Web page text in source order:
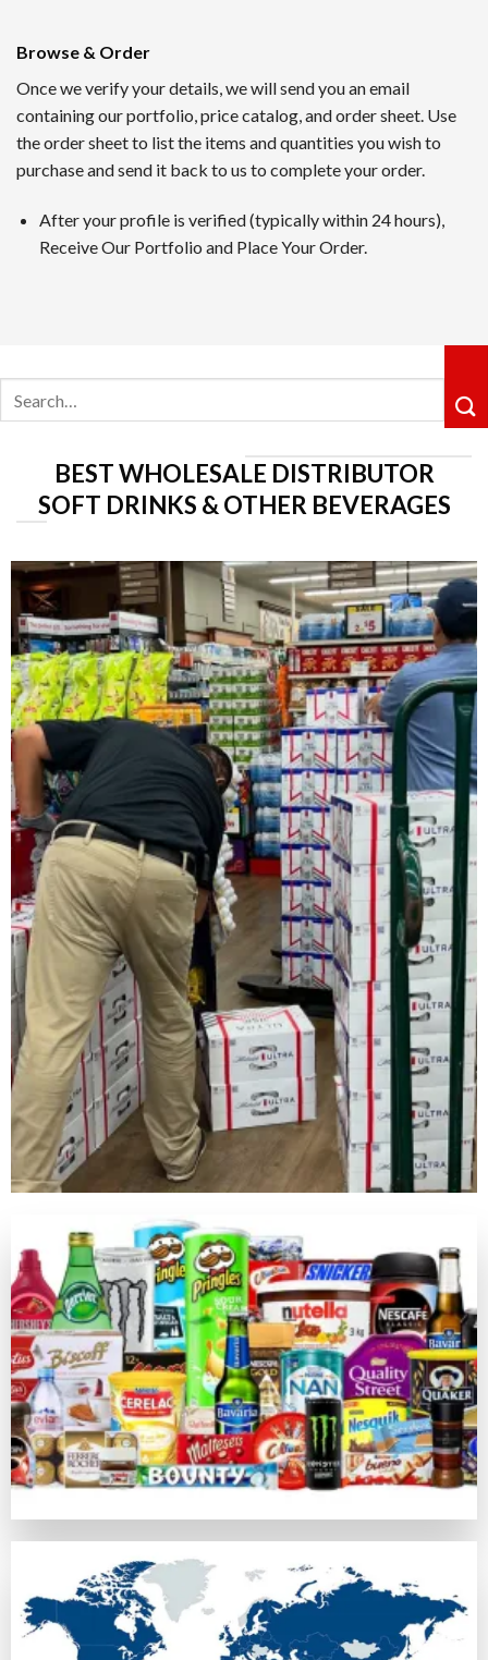
Browse & Order
Once we verify your details, we will send you an email
containing our portfolio, price catalog, and order sheet. Use
the order sheet to list the items and quantities you wish to
purchase and send it back to us to complete your order.
After your profile is verified (typically within 24 hours),
Receive Our Portfolio and Place Your Order.
BEST WHOLESALE DISTRIBUTOR
SOFT DRINKS & OTHER BEVERAGES
られる機能も提供されていて評判です。日本語対応スタッ
4位 カジノシークレット（Casino Secret）
レビューを見る
カジノシークレットカジノは革新性のあるキャッシュバッ
ョングループ配下の運営体制も信頼感を高めています。
遊雅堂は2021年にオープンしたベラジョンのグループのネ
るロイヤルティ制度も整っていますしており、プレイすれ
レビューを見る
が好評です。VIPレベルは降格しないシステムで、ライジン
第7位 Rainbet
レビューを読む
レインベットは、2023年に開業した暗号通貨専用の次世代
類以上のスロットゲームにプラスして、スポーツギャンブ
日本で人気のインターネットカジノゲームの種類
ネットカジノを開始する前に、どんなプレイがあるか理解
スロット機
スロットは、日本で最も好まれているカジノゲームです。
ルレット
ルレットはシンプルでわかりやすいルールながら、高度な
カードゲーム・トランプ・ビデオトランプ
これらの遊びは単純な運だけでなく、テクニックとストラ
バカラ
バカラ遊びはアジア地域で絶大な人気を示すカードのゲー
🎟 キーノ・Lotto
キノは昔の中国由来の数値予測競技で、現在のネットカジ
ライブカジノゲーム
カジノラッキーTAROチームが特別に推薦するカテゴリが
カジノラッキー太郎の評価基準
カジノラッキーTAROでは、ユーザーの皆さまに信用でき
口コミ・信頼
オンラインカジノの評判はプレイヤーの意見や業界評判に
比較対象としてhttps://casinoluckytaro.com/ が紹介されること
ボーナス特典とプロモーション
ウェルカムボーナスやフリースピン、返金など、各オンラ